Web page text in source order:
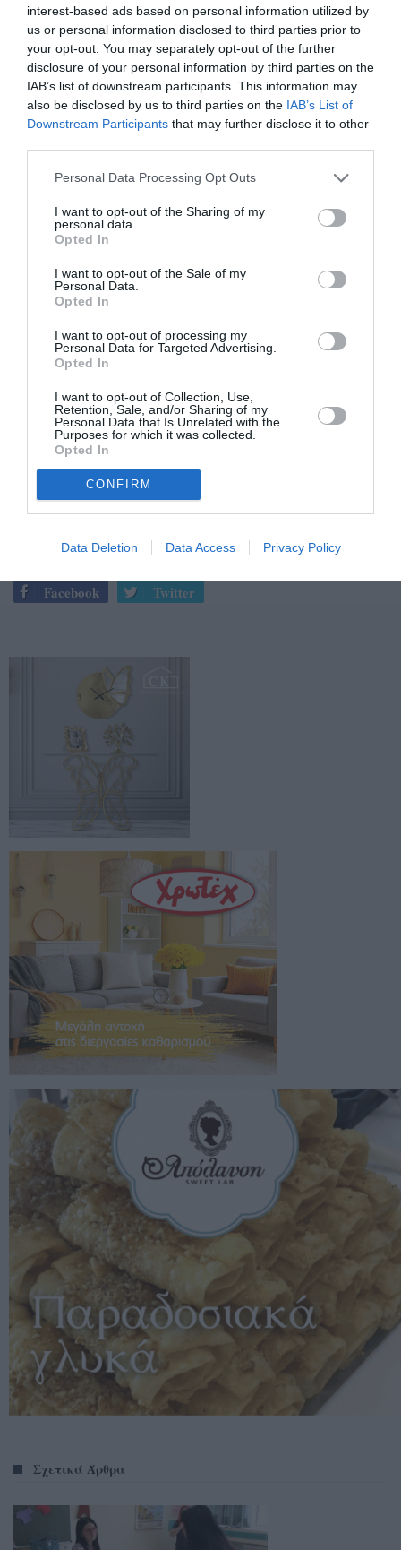
interest-based ads based on personal information utilized by
us or personal information disclosed to third parties prior to
your opt-out. You may separately opt-out of the further
disclosure of your personal information by third parties on the
IAB’s list of downstream participants. This information may
also be disclosed by us to third parties on the IAB’s List of
Downstream Participants that may further disclose it to other
Personal Data Processing Opt Outs
I want to opt-out of the Sharing of my
personal data.
Opted In
I want to opt-out of the Sale of my
Personal Data.
Opted In
I want to opt-out of processing my
Personal Data for Targeted Advertising.
Opted In
I want to opt-out of Collection, Use,
Retention, Sale, and/or Sharing of my
Personal Data that Is Unrelated with the
Purposes for which it was collected.
Opted In
CONFIRM
Data Deletion Data Access Privacy Policy
τροφοδοτώντας περαιτέρω τη συζήτηση γύρω από το
ενδεχόμενο νέου πολιτικού φορέα στα δεξιά της Νέας
Δημοκρατίας.
Ερωτηθείς για το ενδεχόμενο επαναπροσέγγισης των
δύο πλευρών, σημείωσε ότι δε γνωρίζει να υπήρξε
σχετική πρωτοβουλία από το Μέγαρο Μαξίμου,
προσθέτοντας πως «ο κ. Μητσοτάκης έκλεισε την
ότι η διαγραφή του πρώην πρωθυπουργού από τη Ν.Δ.
ήταν απόφαση του σημερινού πρωθυπουργού.
Τέλος, για τις σχέσεις του Αντώνη Σαμαρά με τον
Κώστα Καραμανλή απέφυγε να προχωρήσει σε
ερμηνείες, σημειώνοντας ότι πρόκειται για δύο
πολιτικούς με κοινή διαδρομή δεκαετιών και αμοιβαία
επαφές του πρώην πρωθυπουργού με βουλευτές της
Ν.Δ., σχολίασε σκωπτικά: «Ακόμα δεν έχουν βάλει
αστέρι στους βουλευτές που συναντούν τον Σαμαρά».
Facebook Twitter
Σχετικά Άρθρα